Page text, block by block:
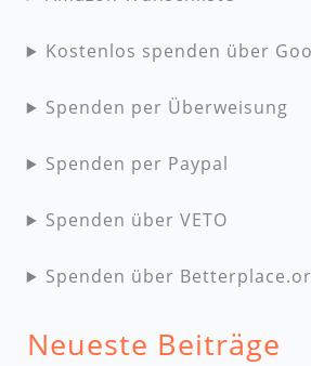
Kostenlos spenden über
Spenden per Überweisung
Spenden per Paypal
Spenden über VETO
Spenden über
Neueste Beiträge